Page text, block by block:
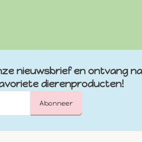
nieuwsbrief en ontvang
dierenproducten!
Abonneer